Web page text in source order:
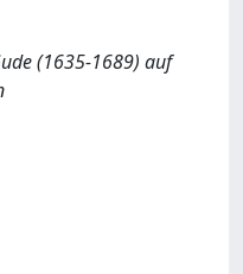
(1635-1689) auf